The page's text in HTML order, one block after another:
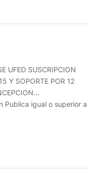
UFED SUSCRIPCION
Y SOPORTE POR 12
Publica igual o superior a